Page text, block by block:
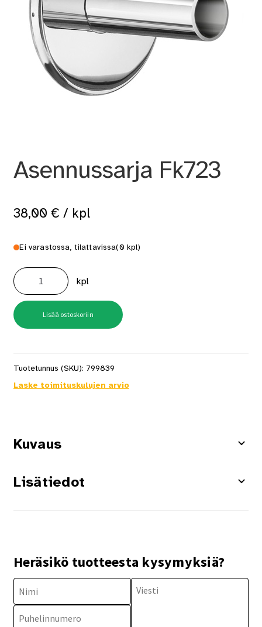
Asennussarja Fk723
38,00 € / kpl
Ei varastossa, tilattavissa(0 kpl)
Asennussarja
Fk723
määrä kpl
Lisää ostoskoriin
Tuotetunnus (SKU): 799839
Laske toimituskulujen arvio
Kuvaus
Lisätiedot
Heräsikö tuotteesta kysymyksiä?